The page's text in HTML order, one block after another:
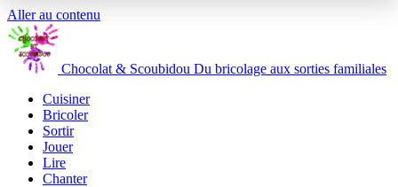
Aller au contenu
Chocolat & Scoubidou Du bricolage aux sorties familiales
Cuisiner
Bricoler
Sortir
Jouer
Lire
Chanter